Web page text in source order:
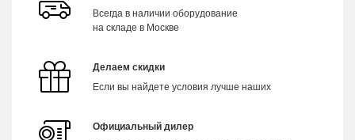
Всегда в наличии оборудование
на складе в Москве
Делаем скидки
Если вы найдете условия лучше наших
Официальный дилер